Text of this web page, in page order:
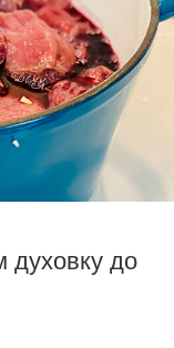
духовку до